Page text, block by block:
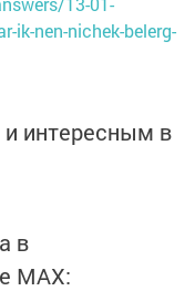
ik-nen-nichek-belerg-
интересным в
в
MАХ: